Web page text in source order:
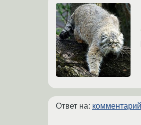
Ответ на: комментарий